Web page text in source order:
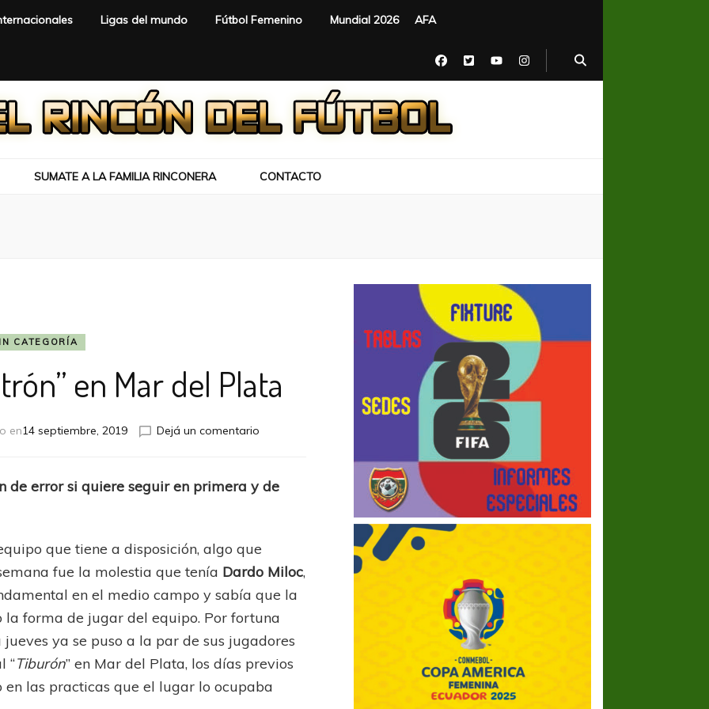
Ligas del mundo Fútbol Femenino Mundial 2026 AFA
SUMATE A LA FAMILIA RINCONERA CONTACTO
CATEGORÍA
en Mar del Plata
en14 septiembre, 2019 Dejá un comentario
“Patrón”
del
Plata
de error si quiere seguir en primera y de
que tiene a disposición, algo que
fue la molestia que tenía Dardo Miloc,
en el medio campo y sabía que la
forma de jugar del equipo. Por fortuna
ya se puso a la par de sus jugadores
“Tiburón” en Mar del Plata, los días previos
las practicas que el lugar lo ocupaba